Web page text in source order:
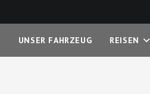
UNSER FAHRZEUG REISEN